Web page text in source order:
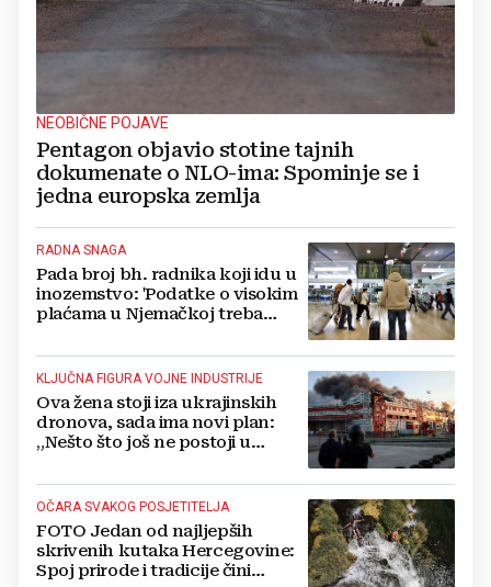
NEOBIČNE POJAVE
Pentagon objavio stotine tajnih
dokumenate o NLO-ima: Spominje se i
jedna europska zemlja
RADNA SNAGA
Pada broj bh. radnika koji idu u
inozemstvo: 'Podatke o visokim
plaćama u Njemačkoj treba
KLJUČNA FIGURA VOJNE INDUSTRIJE
Ova žena stoji iza ukrajinskih
dronova, sada ima novi plan:
„Nešto što još ne postoji u
OČARA SVAKOG POSJETITELJA
FOTO Jedan od najljepših
skrivenih kutaka Hercegovine:
Spoj prirode i tradicije čini